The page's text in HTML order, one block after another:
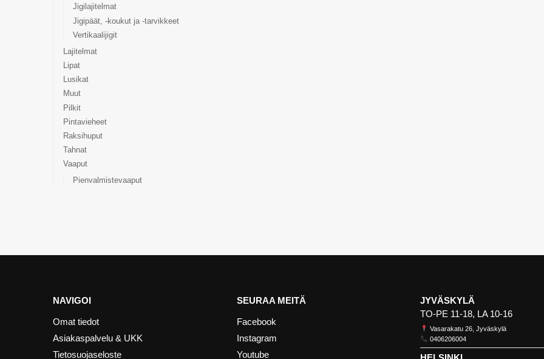
Jigilajitelmat
Jigipäät, -koukut ja -tarvikkeet
Vertikaalijigit
Lajitelmat
Lipat
Lusikat
Muut
Pilkit
Pintavieheet
Raksihuput
Tahnat
Vaaput
Pienvalmistevaaput
NAVIGOI
Omat tiedot
Asiakaspalvelu & UKK
Tietosuojaseloste
SEURAA MEITÄ
Facebook
Instagram
Youtube
JYVÄSKYLÄ
TO-PE 11-18, LA 10-16
Vasarakatu 26, Jyväskylä
0406206004